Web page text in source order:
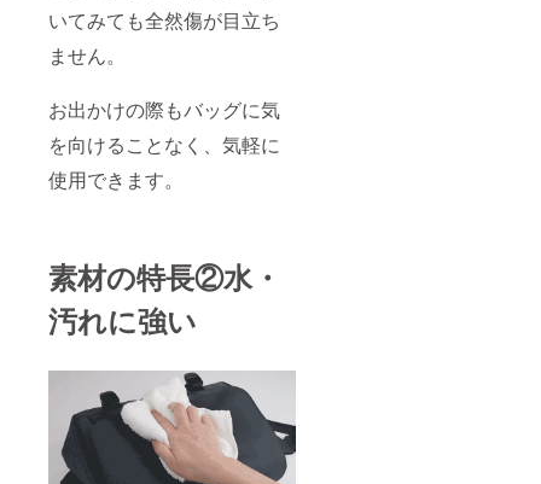
いてみても全然傷が目立ち
ません。
お出かけの際もバッグに気
を向けることなく、気軽に
使用できます。
素材の特長②水・
汚れに強い